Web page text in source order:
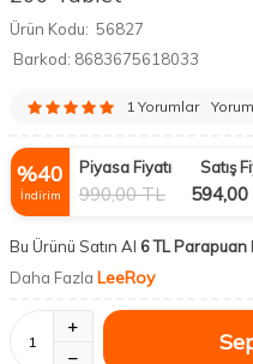
Ürün Kodu: 56827
Barkod: 8683675618033
1 Yorumlar
%40
İndirim
Piyasa Fiyatı
990,00TL
Satış
594,00
Bu Ürünü Satın Al 6 TL Parapuan
Daha Fazla LeeRoy